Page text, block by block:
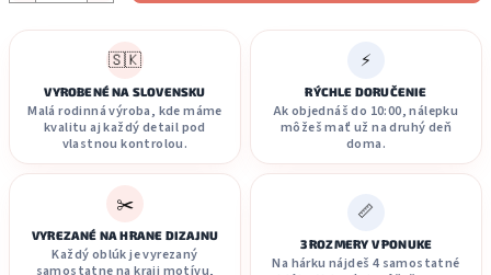
🇸🇰
VYROBENÉ NA SLOVENSKU
Malá rodinná výroba, kde máme
kvalitu aj každý detail pod
vlastnou kontrolou.
⚡
RÝCHLE DORUČENIE
Ak objednáš do 10:00, nálepku
môžeš mať už na druhý deň
doma.
✂️
VYREZANÉ NA HRANE DIZAJNU
Každý oblúk je vyrezaný
samostatne na kraji motívu,
📏
3 ROZMERY V PONUKE
Na hárku nájdeš 4 samostatné